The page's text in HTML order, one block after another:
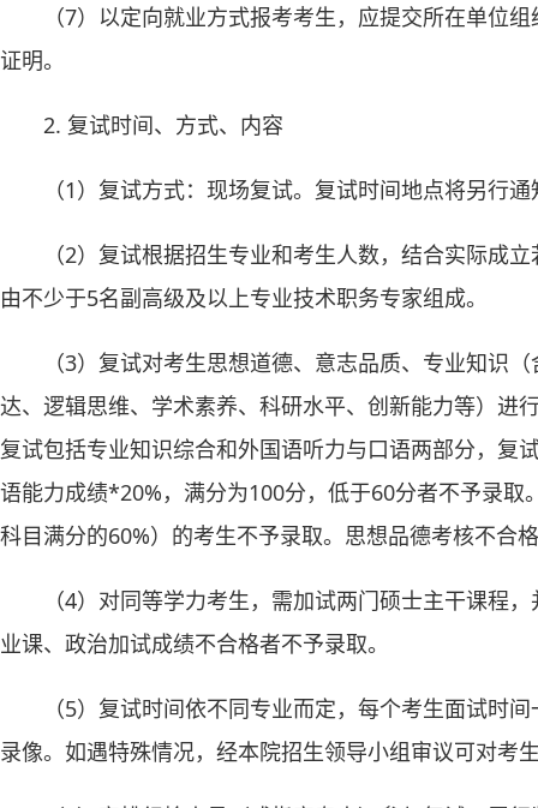
（7）以定向就业方式报考考生，应提交所在单位
证明。
2. 复试时间、方式、内容
（1）复试方式：现场复试。复试时间地点将另行通
（2）复试根据招生专业和考生人数，结合实际成
由不少于5名副高级及以上专业技术职务专家组成。
（3）复试对考生思想道德、意志品质、专业知识
达、逻辑思维、学术素养、科研水平、创新能力等）进
复试包括专业知识综合和外国语听力与口语两部分，复
语能力成绩*20%，满分为100分，低于60分者不予录取
科目满分的60%）的考生不予录取。思想品德考核不合
（4）对同等学力考生，需加试两门硕士主干课程
业课、政治加试成绩不合格者不予录取。
（5）复试时间依不同专业而定，每个考生面试时
录像。如遇特殊情况，经本院招生领导小组审议可对考